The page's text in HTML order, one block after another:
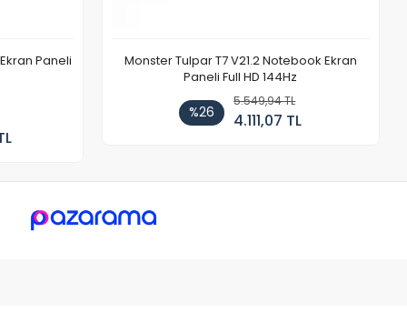
Paneli
Monster Tulpar T7 V21.2 Notebook Ekran
Paneli Full HD 144Hz
%26
5.549,94 TL
4.111,07 TL